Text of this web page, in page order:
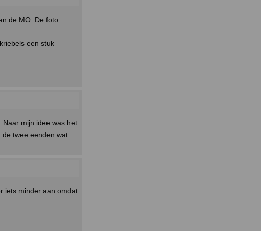
de MO. De foto
een stuk
Naar mijn idee was het
twee eenden wat
iets minder aan omdat